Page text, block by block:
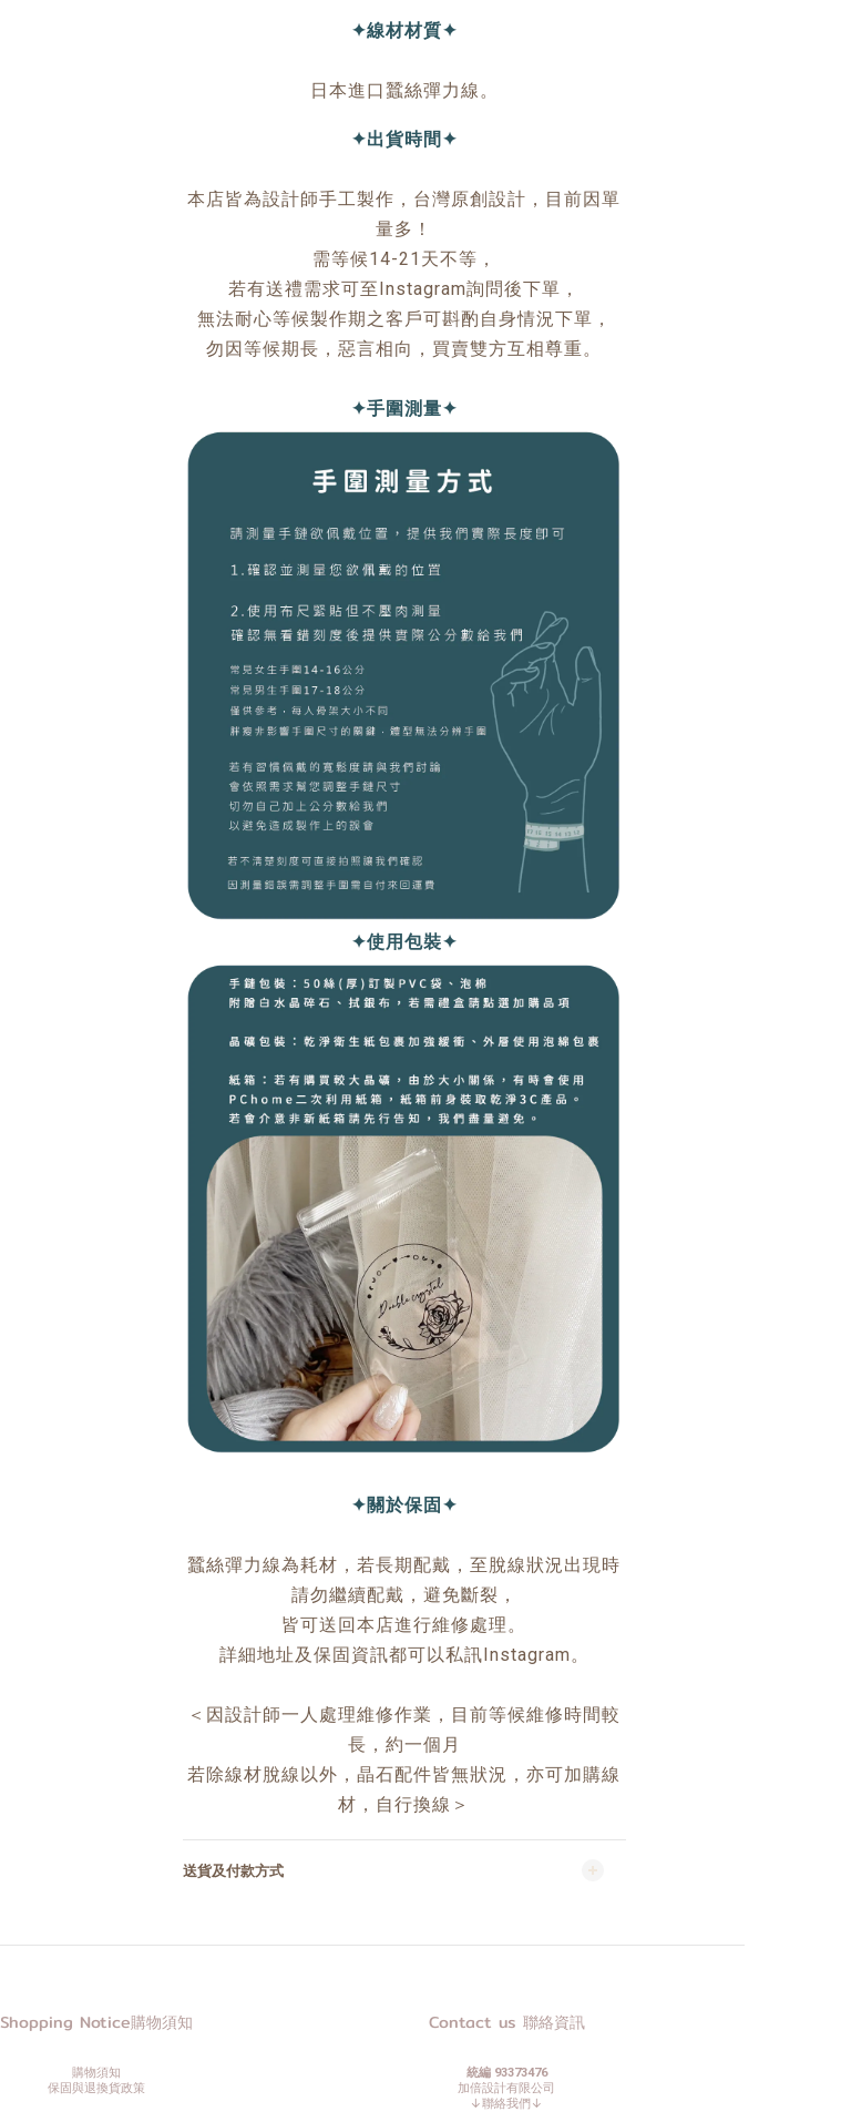
✦線材材質✦
日本進口蠶絲彈力線。
✦出貨時間✦
本店皆為設計師手工製作，台灣原創設計，目前因單
量多！
需等候14-21天不等，
若有送禮需求可至Instagram詢問後下單，
無法耐心等候製作期之客戶可斟酌自身情況下單，
勿因等候期長，惡言相向，買賣雙方互相尊重。
✦手圍測量✦
✦使用包裝✦
✦關於保固✦
蠶絲彈力線為耗材，若長期配戴，至脫線狀況出現時
請勿繼續配戴，避免斷裂，
皆可送回本店進行維修處理。
詳細地址及保固資訊都可以私訊Instagram。
＜因設計師一人處理維修作業，目前等候維修時間較
長，約一個月
若除線材脫線以外，晶石配件皆無狀況，亦可加購線
材，自行換線＞
送貨及付款方式
Shopping Notice購物須知
購物須知
保固與退換貨政策
Contact us 聯絡資訊
統編 93373476
加倍設計有限公司
↓聯絡我們↓